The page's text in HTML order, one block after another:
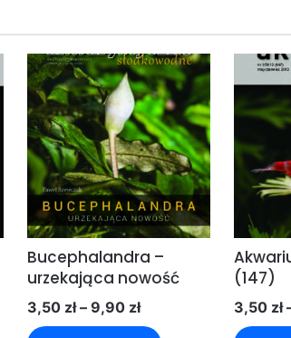
Bucephalandra –
urzekająca nowość
3,50 zł – 9,90 złZakres
cen:Ten
(147)
3,50 zł